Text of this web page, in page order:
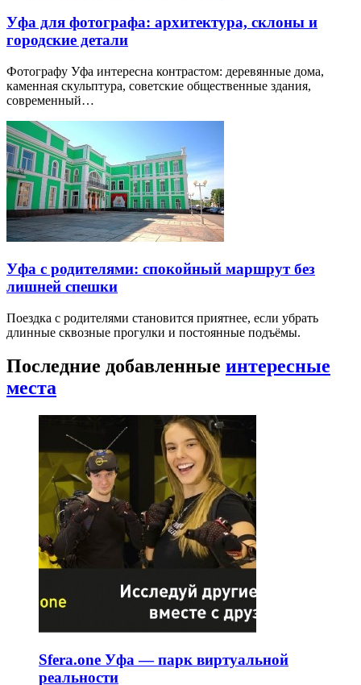
Уфа для фотографа: архитектура, склоны и
городские детали
Фотографу Уфа интересна контрастом: деревянные дома,
каменная скульптура, советские общественные здания,
современный…
Уфа с родителями: спокойный маршрут без
лишней спешки
Поездка с родителями становится приятнее, если убрать
длинные сквозные прогулки и постоянные подъёмы.
Последние добавленные интересные
места
Sfera.one Уфа — парк виртуальной
реальности